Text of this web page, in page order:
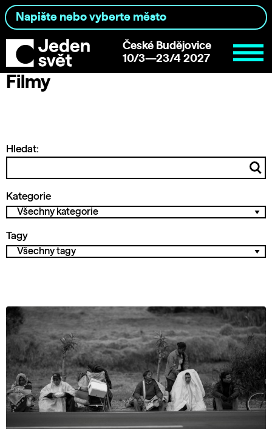
České Budějovice
10/3—23/4 2027
Filmy
Hledat:
Kategorie
Tagy